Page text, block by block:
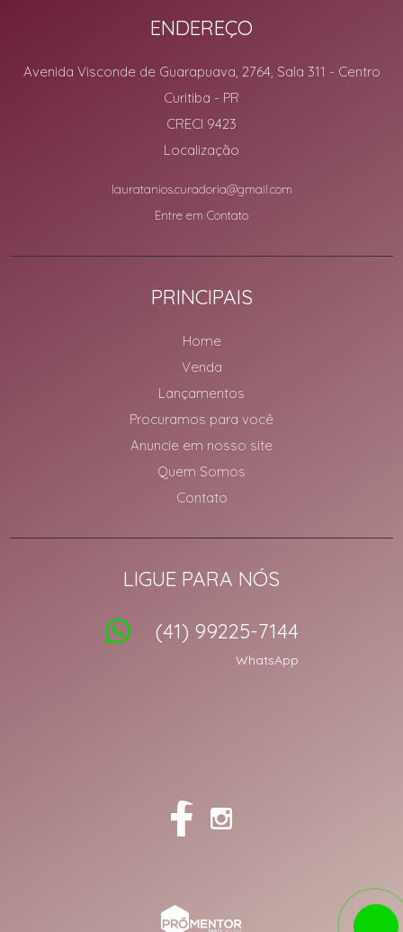
ENDEREÇO
Avenida Visconde de Guarapuava, 2764, Sala 311 - Centro
Curitiba - PR
CRECI 9423
Localização
lauratanios.curadoria@gmail.com
Entre em Contato
PRINCIPAIS
Home
Venda
Lançamentos
Procuramos para você
Anuncie em nosso site
Quem Somos
Contato
LIGUE PARA NÓS
(41) 99225-7144
WhatsApp